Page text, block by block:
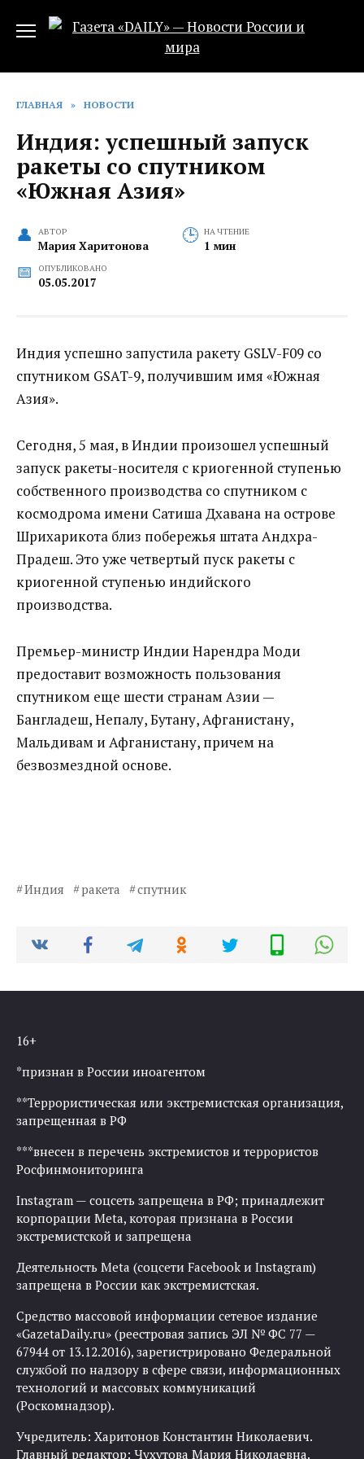
ГЛАВНАЯ » НОВОСТИ
Индия: успешный запуск
ракеты со спутником
«Южная Азия»
АВТОР
Мария Харитонова
НА ЧТЕНИЕ
1 мин
ОПУБЛИКОВАНО
05.05.2017
Индия успешно запустила ракету GSLV-F09 со
спутником GSAT-9, получившим имя «Южная
Азия».
Сегодня, 5 мая, в Индии произошел успешный
запуск ракеты-носителя с криогенной ступенью
собственного производства со спутником с
космодрома имени Сатиша Дхавана на острове
Шрихарикота близ побережья штата Андхра-
Прадеш. Это уже четвертый пуск ракеты с
криогенной ступенью индийского
производства.
Премьер-министр Индии Нарендра Моди
предоставит возможность пользования
спутником еще шести странам Азии —
Бангладеш, Непалу, Бутану, Афганистану,
Мальдивам и Афганистану, причем на
безвозмездной основе.
Индия ракета спутник
16+
*признан в России иноагентом
**Террористическая или экстремистская организация,
запрещенная в РФ
***внесен в перечень экстремистов и террористов
Росфинмониторинга
Instagram — соцсеть запрещена в РФ; принадлежит
корпорации Meta, которая признана в России
экстремистской и запрещена
Деятельность Meta (соцсети Facebook и Instagram)
запрещена в России как экстремистская.
Средство массовой информации сетевое издание
«GazetaDaily.ru» (реестровая запись ЭЛ № ФС 77 —
67944 от 13.12.2016), зарегистрировано Федеральной
службой по надзору в сфере связи, информационных
технологий и массовых коммуникаций
(Роскомнадзор).
Учредитель: Харитонов Константин Николаевич.
Главный редактор: Чухутова Мария Николаевна.